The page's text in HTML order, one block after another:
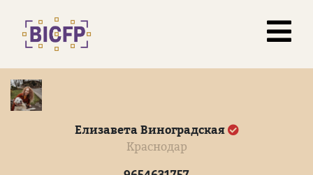
Елизавета Виноградская
Краснодар